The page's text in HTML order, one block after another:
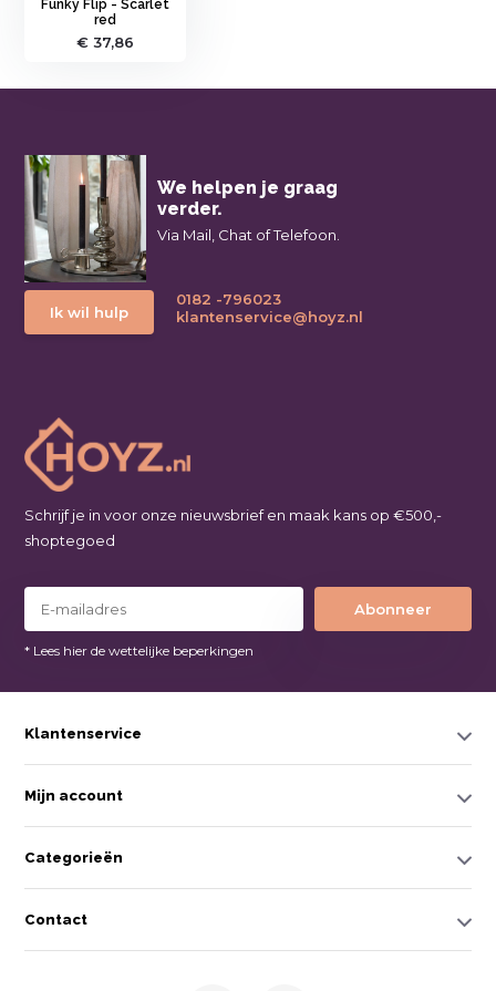
Funky Flip - Scarlet
red
€ 37,86
We helpen je graag
verder.
Via Mail, Chat of Telefoon.
Ik wil hulp
0182 -796023
klantenservice@hoyz.nl
Schrijf je in voor onze nieuwsbrief en maak kans op €500,-
shoptegoed
Abonneer
* Lees hier de wettelijke beperkingen
Klantenservice
Mijn account
Categorieën
Contact